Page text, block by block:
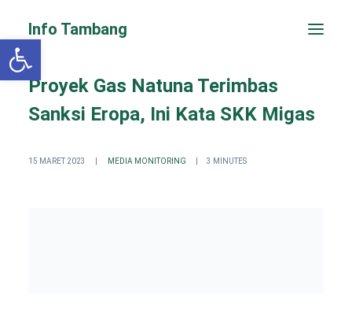
Info Tambang
Proyek Gas Natuna Terimbas
Sanksi Eropa, Ini Kata SKK Migas
15 MARET 2023 MEDIA MONITORING 3 MINUTES
Open toolbar